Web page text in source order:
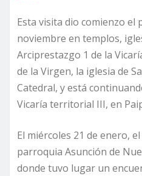
Esta visita dio comienzo el
noviembre en templos,
Arciprestazgo 1 de la
de la Virgen, la iglesia de
Catedral, y está
Vicaría territorial III, en
El miércoles 21 de enero,
parroquia Asunción de
donde tuvo lugar un